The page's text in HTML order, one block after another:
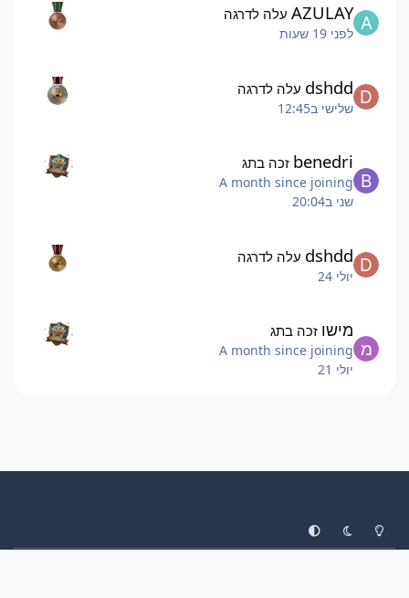
AZULAY עלה לדרגה
לפני 19 שעות
dshdd עלה לדרגה
שלישי ב12:45
benedri זכה בתג
A month since joining
שני ב20:04
dshdd עלה לדרגה
יולי 24
מישו זכה בתג
A month since joining
יולי 21
Light Mode
Dark Mode
System Preference